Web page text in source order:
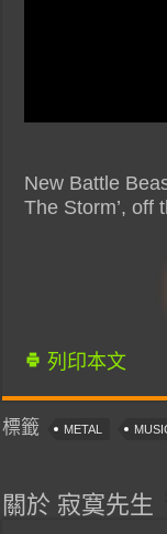
New Battle
The Storm’,
列印本文
標籤 METAL
關於 寂寞先生